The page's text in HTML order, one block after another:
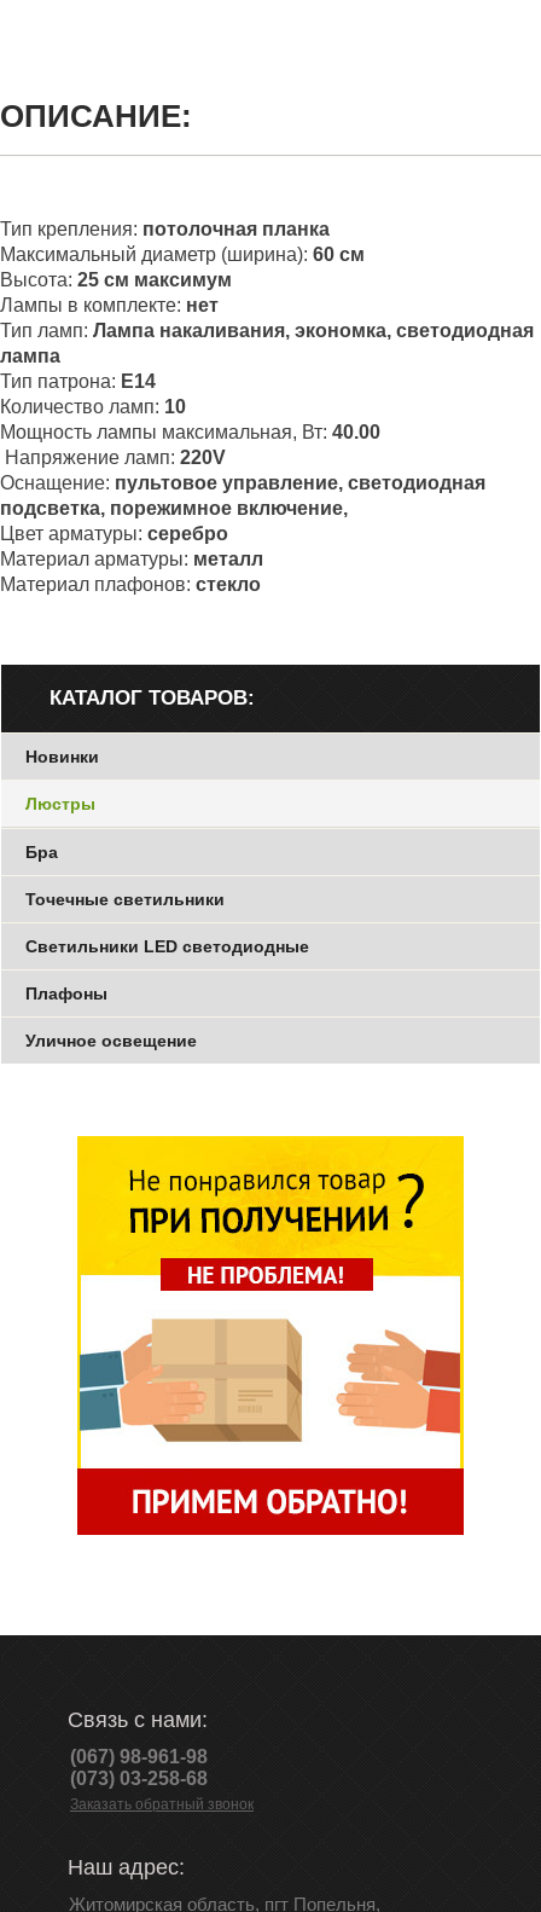
ОПИСАНИЕ:
Тип крепления: потолочная планка
Максимальный диаметр (ширина): 60 см
Высота: 25 см максимум
Лампы в комплекте: нет
Тип ламп: Лампа накаливания, экономка, светодиодная
лампа
Тип патрона: Е14
Количество ламп: 10
Мощность лампы максимальная, Вт: 40.00
Напряжение ламп: 220V
Оснащение: пультовое управление, светодиодная
подсветка, порежимное включение,
Цвет арматуры: серебро
Материал арматуры: металл
Материал плафонов: стекло
КАТАЛОГ ТОВАРОВ:
Новинки
Люстры
Бра
Точечные светильники
Светильники LED светодиодные
Плафоны
Уличное освещение
Связь с нами:
(067) 98-961-98
(073) 03-258-68
Заказать обратный звонок
Наш адрес:
Житомирская область, пгт Попельня,